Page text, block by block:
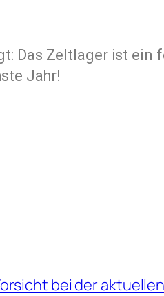
Das Zeltlager ist ein
Jahr!
bei der